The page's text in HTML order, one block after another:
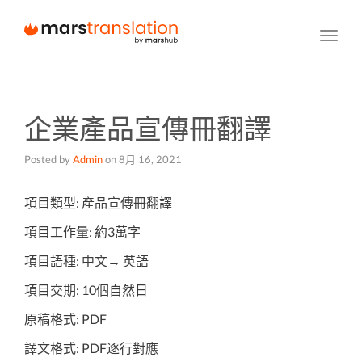
企業產品宣傳冊翻譯
Posted byAdminon8月 16, 2021
項目類型: 產品宣傳冊翻譯
項目工作量: 約3萬字
項目語種: 中文→ 英語
項目交期: 10個自然日
原稿格式: PDF
譯文格式: PDF逐行對應